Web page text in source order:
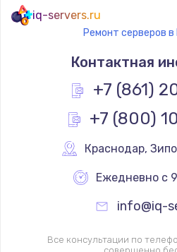
Замена
1200
Замена
Замена
700 руб.
iq-servers.ru
Ремонт серверов
Контактная
+7 (861)
+7 (800)
Краснодар,
Ежедневно с
info@iq-
Все консультации по